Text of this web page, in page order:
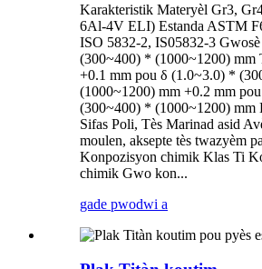
Karakteristik Materyèl Gr3,
6Al-4V ELI) Estanda ASTM
ISO 5832-2, IS05832-3
(300~400) * (1000~1200) mm
+0.1 mm pou δ (1.0~3.0) *
(1000~1200) mm +0.2 mm
(300~400) * (1000~1200) mm
Sifas Poli, Tès Marinad asid
moulen, aksepte tès twazyèm
Konpozisyon chimik Klas Ti
chimik Gwo kon...
gade pwodwi a